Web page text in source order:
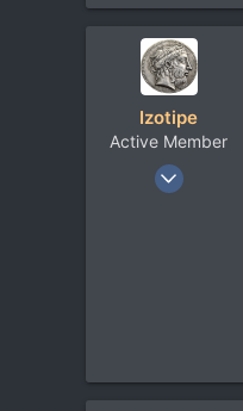
Izotipe
Active Member
31 Май 2018